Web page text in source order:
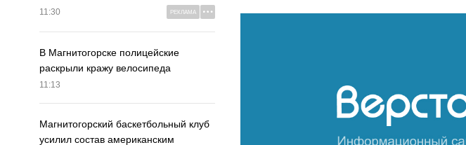
11:30 РЕКЛАМА
В Магнитогорске полицейские
раскрыли кражу велосипеда
11:13
Магнитогорский баскетбольный клуб
усилил состав американским